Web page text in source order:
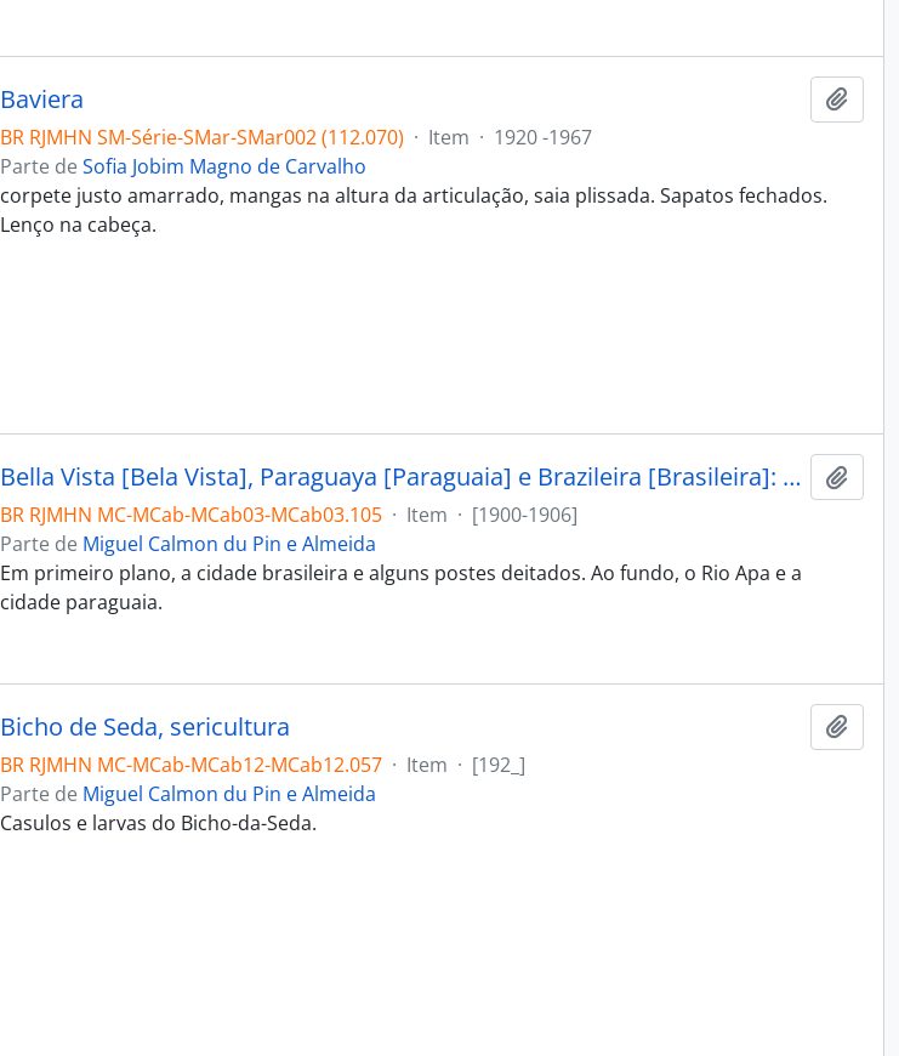
Baviera
BR RJMHN SM-Série-SMar-SMar002 (112.070) · Item · 1920 -1967
Parte de Sofia Jobim Magno de Carvalho
corpete justo amarrado, mangas na altura da articulação, saia plissada. Sapatos fechados.
Lenço na cabeça.
Bella Vista [Bela Vista], Paraguaya [Paraguaia] e Brazileira [Brasileira]: rio Apa
BR RJMHN MC-MCab-MCab03-MCab03.105 · Item · [1900-1906]
Parte de Miguel Calmon du Pin e Almeida
Em primeiro plano, a cidade brasileira e alguns postes deitados. Ao fundo, o Rio Apa e a
cidade paraguaia.
Bicho de Seda, sericultura
BR RJMHN MC-MCab-MCab12-MCab12.057 · Item · [192_]
Parte de Miguel Calmon du Pin e Almeida
Casulos e larvas do Bicho-da-Seda.